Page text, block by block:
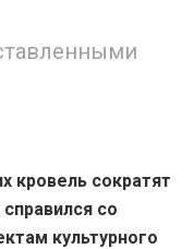
кровель сократят
со
культурного